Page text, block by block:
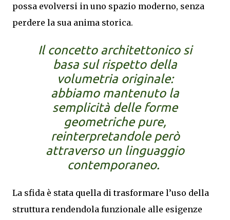
possa evolversi in uno spazio moderno, senza
perdere la sua anima storica.
Il concetto architettonico si
basa sul rispetto della
volumetria originale:
abbiamo mantenuto la
semplicità delle forme
geometriche pure,
reinterpretandole però
attraverso un linguaggio
contemporaneo.
La sfida è stata quella di trasformare l’uso della
struttura rendendola funzionale alle esigenze